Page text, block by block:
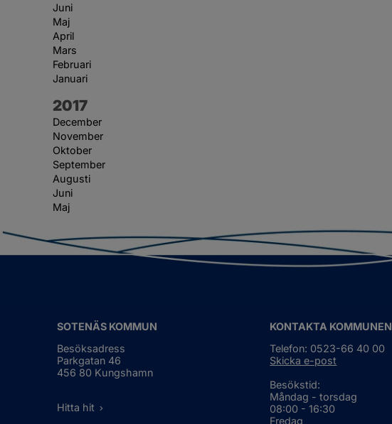
Juni
Maj
April
Mars
Februari
Januari
År:
2017
December
November
Oktober
September
Augusti
Juni
Maj
SOTENÄS KOMMUN
Besöksadress
Parkgatan 46
456 80 Kungshamn
Hitta hit
KONTAKTA KOMMUNEN
Telefon: 0523-66 40 00
Skicka e-post
Besökstid:
Måndag - torsdag
08:00 - 16:30
Fredag